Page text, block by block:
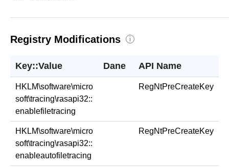
Registry Modifications i
Key::Value Dane API Name
HKLM\software\micro
soft\tracing\rasapi32::
enablefiletracing
RegNtPreCreateKey
HKLM\software\micro
soft\tracing\rasapi32::
enableautofiletracing
RegNtPreCreateKey